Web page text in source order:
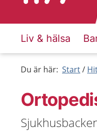
Liv & hälsa
Du är här: Start